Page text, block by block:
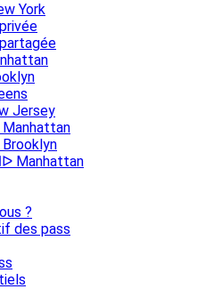
York
Jersey
Manhattan
?
des pass